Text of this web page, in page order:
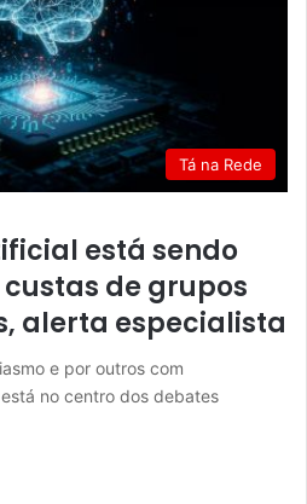
Tá na Rede
está sendo
de grupos
alerta especialista
e por outros com
no centro dos debates